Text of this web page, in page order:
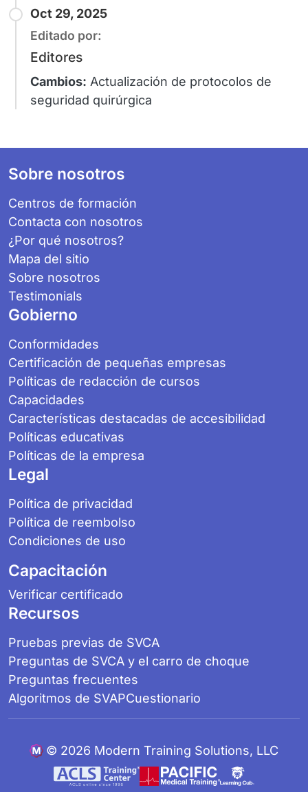
Oct 29, 2025
Editado por:
Editores
Cambios: Actualización de protocolos de
seguridad quirúrgica
Footer
Sobre nosotros
Centros de formación
Contacta con nosotros
¿Por qué nosotros?
Mapa del sitio
Sobre nosotros
Testimonials
Gobierno
Conformidades
Certificación de pequeñas empresas
Políticas de redacción de cursos
Capacidades
Características destacadas de accesibilidad
Políticas educativas
Políticas de la empresa
Legal
Política de privacidad
Política de reembolso
Condiciones de uso
Capacitación
Verificar certificado
Recursos
Pruebas previas de SVCA
Preguntas de SVCA y el carro de choque
Preguntas frecuentes
Algoritmos de SVAPCuestionario
© 2026 Modern Training Solutions, LLC